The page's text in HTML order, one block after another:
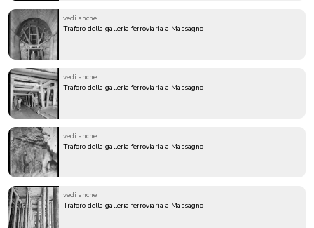
vedi anche
Traforo della galleria ferroviaria a Massagno
vedi anche
Traforo della galleria ferroviaria a Massagno
vedi anche
Traforo della galleria ferroviaria a Massagno
vedi anche
Traforo della galleria ferroviaria a Massagno